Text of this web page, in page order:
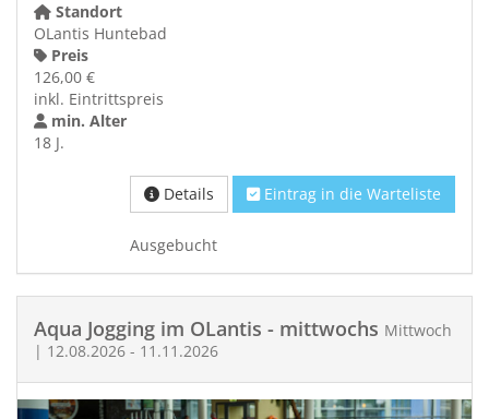
Standort
OLantis Huntebad
Preis
126,00 €
inkl. Eintrittspreis
min. Alter
18 J.
Details Eintrag in die Warteliste
Ausgebucht
Aqua Jogging im OLantis - mittwochs Mittwoch
| 12.08.2026 - 11.11.2026